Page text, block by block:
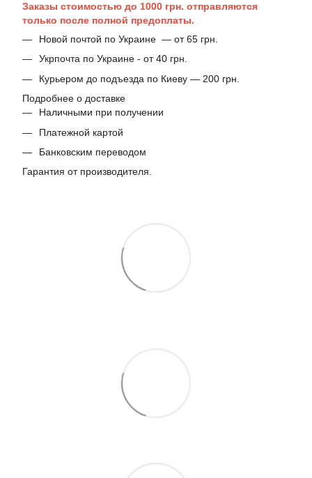
Заказы стоимостью до 1000 грн. отправляются
только после полной предоплаты.
Новой почтой по Украине — от 65 грн.
Укрпочта по Украине - от 40 грн.
Курьером до подъезда по Киеву — 200 грн.
Подробнее о доставке
Наличными при получении
Платежной картой
Банковским переводом
Гарантия от производителя.